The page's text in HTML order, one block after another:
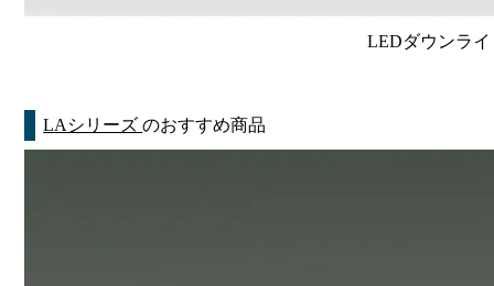
LEDダウンラ
LAシリーズのおすすめ商品